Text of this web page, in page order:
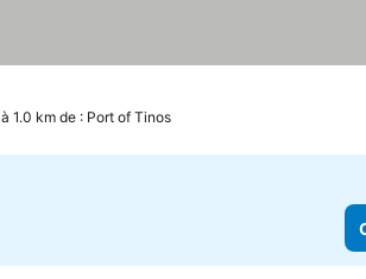
à 1.0 km de : Port of Tinos